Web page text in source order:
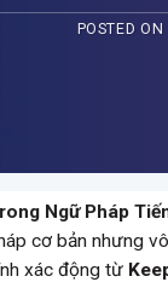
POSTED ON
Ngữ Pháp
cơ bản nhưng
xác động từ